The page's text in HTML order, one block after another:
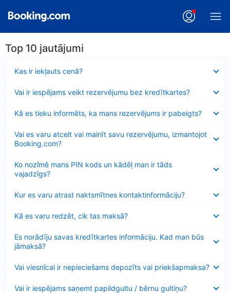
Top 10 jautājumi
Kas ir iekļauts cenā?
Vai ir iespējams veikt rezervējumu bez kredītkartes?
Kā es tieku informēts, ka mans rezervējums ir pabeigts?
Vai es varu atcelt vai mainīt savu rezervējumu, izmantojot
Booking.com?
Ko nozīmē mans PIN kods un kādēļ man ir tāds
vajadzīgs?
Kur es varu atrast naktsmītnes kontaktinformāciju?
Kā es varu redzēt, cik tas maksā?
Es norādīju savas kredītkartes informāciju. Kad man būs
jāmaksā?
Vai viesnīcai ir nepieciešams depozīts vai priekšapmaksa?
Vai ir iespējams saņemt papildgultu / bērnu gultiņu?